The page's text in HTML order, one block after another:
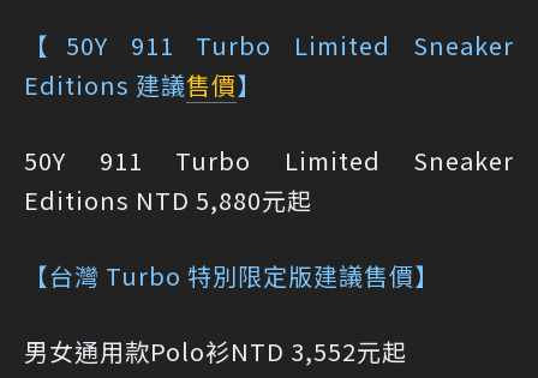
【50Y 911 Turbo Limited Sneaker
Editions 建議售價】
50Y 911 Turbo Limited Sneaker
Editions NTD 5,880元起
【台灣 Turbo 特別限定版建議售價】
男女通用款Polo衫NTD 3,552元起